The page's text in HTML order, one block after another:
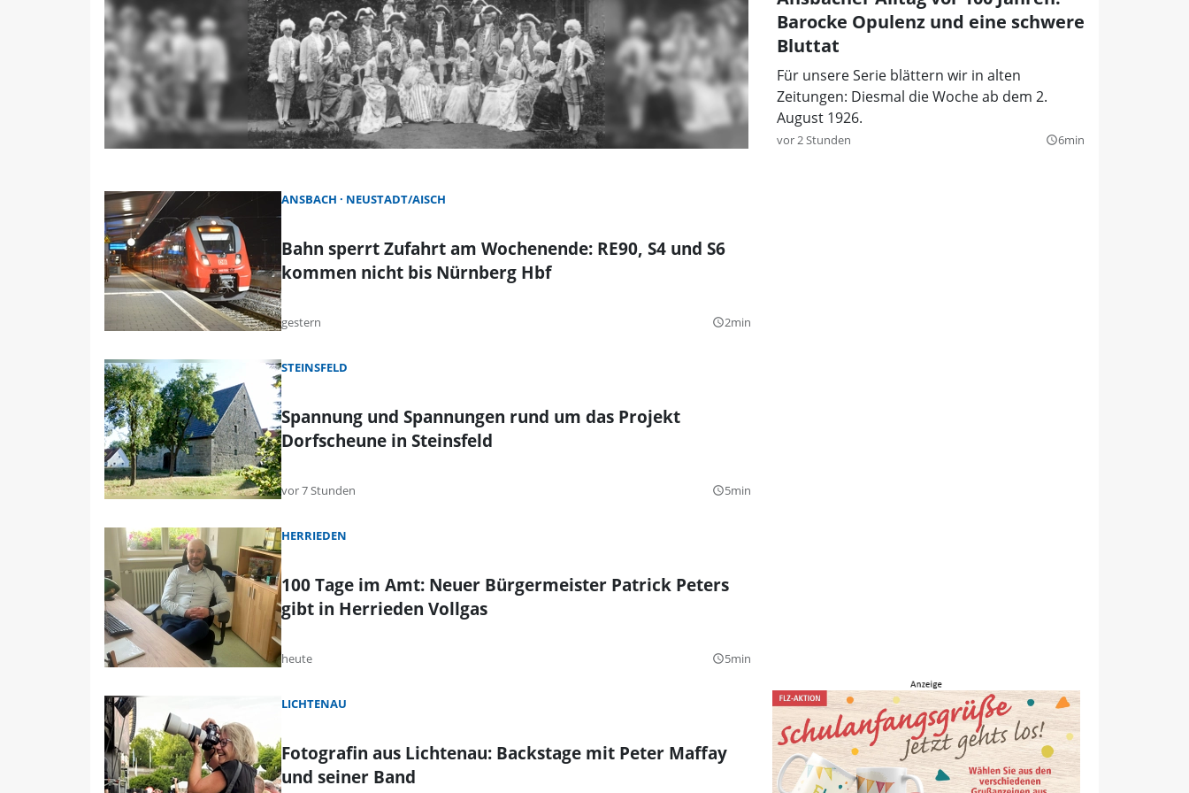
Barocke Opulenz und eine schwere
Bluttat
Für unsere Serie blättern wir in alten
Zeitungen: Diesmal die Woche ab dem 2.
August 1926.
vor 2 Stunden query_builder6min
ANSBACH NEUSTADT/AISCH
Bahn sperrt Zufahrt am Wochenende: RE90, S4 und S6
kommen nicht bis Nürnberg Hbf
gestern query_builder2min
STEINSFELD
Spannung und Spannungen rund um das Projekt
Dorfscheune in Steinsfeld
vor 7 Stunden query_builder5min
HERRIEDEN
100 Tage im Amt: Neuer Bürgermeister Patrick Peters
gibt in Herrieden Vollgas
heute query_builder5min
LICHTENAU
Fotografin aus Lichtenau: Backstage mit Peter Maffay
und seiner Band